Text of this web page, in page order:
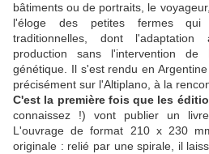
bâtiments ou de portraits, le
l'éloge des petites fermes qui
traditionnelles, dont
production sans l'intervention
génétique. Il s'est rendu en
précisément sur l'Altiplano, à la
C'est la première fois que les
connaissez !) vont publier un
L'ouvrage de format 210 x 230
originale : relié par une spirale, il